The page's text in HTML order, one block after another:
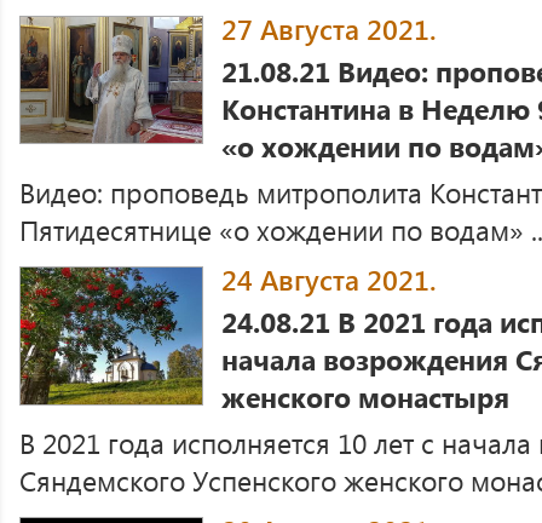
27 Августа 2021.
21.08.21 Видео:
Константина в
«о хождении по
Видео: проповедь митрополита
Пятидесятнице «о хождении по водам»
24 Августа 2021.
24.08.21 В 2021 года
начала возрождения
женского монастыря
В 2021 года исполняется 10 лет с
Сяндемского Успенского женского